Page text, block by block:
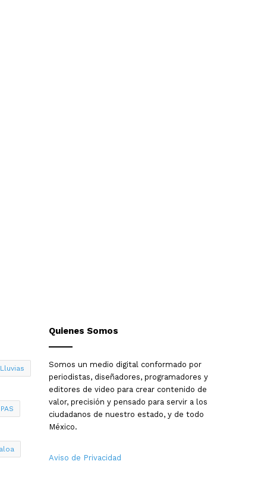
Lluvias
PAS
Quienes Somos
Somos un medio digital conformado por
periodistas, diseñadores, programadores y
editores de video para crear contenido de
valor, precisión y pensado para servir a los
ciudadanos de nuestro estado, y de todo
México.
Aviso de Privacidad